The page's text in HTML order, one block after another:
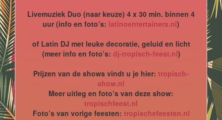
Livemuziek Duo (naar keuze) 4 x 30 min. binnen 4
uur (info en foto’s: latinoentertainers.nl)
of Latin DJ met leuke decoratie, geluid en licht
(meer info en foto’s: dj-tropisch-feest.nl)
Prijzen van de shows vindt u je hier: tropisch-
show.nl
Meer uitleg en foto’s van deze show:
tropischfeest.nl
Foto’s van vorige feesten: tropischefeesten.nl